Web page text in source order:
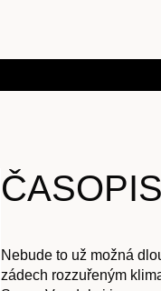
Nebude to už možná
zádech rozzuřeným